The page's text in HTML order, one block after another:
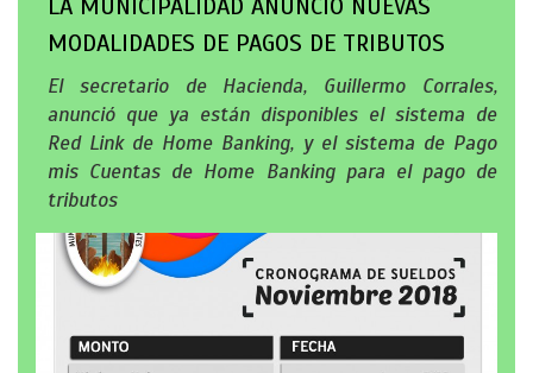
LA MUNICIPALIDAD ANUNCIÓ NUEVAS
MODALIDADES DE PAGOS DE TRIBUTOS
El secretario de Hacienda, Guillermo Corrales,
anunció que ya están disponibles el sistema de
Red Link de Home Banking, y el sistema de Pago
mis Cuentas de Home Banking para el pago de
tributos